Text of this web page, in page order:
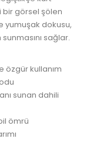
bir görsel şölen
yumuşak dokusu,
sağlar.
özgür kullanım
sunan dahili
ömrü